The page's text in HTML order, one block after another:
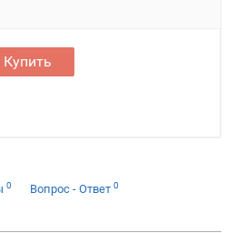
Купить
0 Вопрос - Ответ 0